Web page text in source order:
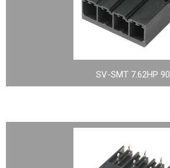
SV-SMT 7.62HP 90